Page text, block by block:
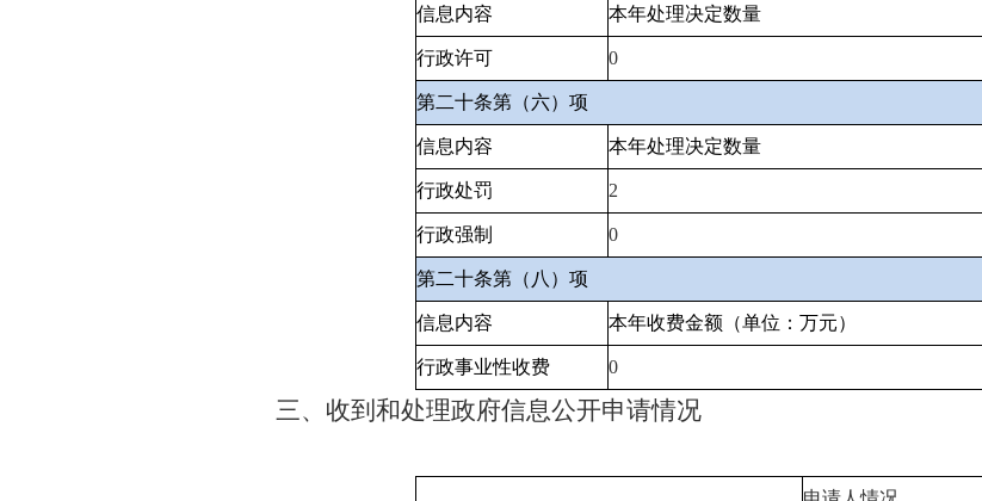
信息内容 本年处理决定数量
行政许可 0
第二十条第（六）项
信息内容 本年处理决定数量
行政处罚 2
行政强制 0
第二十条第（八）项
信息内容 本年收费金额（单位：万元）
行政事业性收费 0
三、收到和处理政府信息公开申请情况